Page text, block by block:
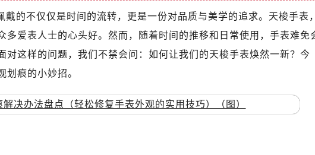
戴的不仅仅是时间的流转，更是一份对品质与美学的追求。天梭手表，
多爱表人士的心头好。然而，随着时间的推移和日常使用，手表难免
对这样的问题，我们不禁会问：如何让我们的天梭手表焕然一新？今
划痕的小妙招。